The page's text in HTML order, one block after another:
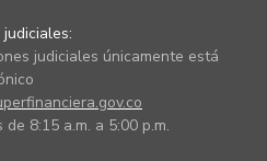
judiciales únicamente está
8:15 a.m. a 5:00 p.m.